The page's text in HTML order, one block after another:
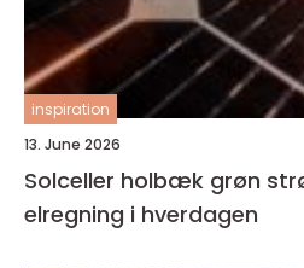
inspiration
13. June 2026
Solceller holbæk grøn strøm og lavere
elregning i hverdagen